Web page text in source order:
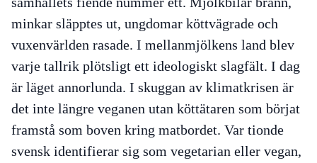
minkar släpptes ut, ungdomar köttvägrade och
vuxenvärlden rasade. I mellanmjölkens land blev
varje tallrik plötsligt ett ideologiskt slagfält. I dag
är läget annorlunda. I skuggan av klimatkrisen är
det inte längre veganen utan köttätaren som börjat
framstå som boven kring matbordet. Var tionde
svensk identifierar sig som vegetarian eller vegan,